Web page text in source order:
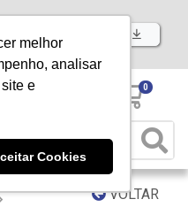
melhor
analisar
e
Cookies
Baixe já nosso APP
0
VOLTAR